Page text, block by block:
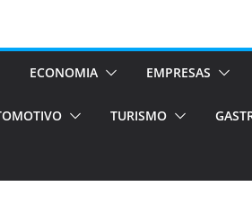
únicas e
de volta!
ECONOMIA EMPRESAS
TURISMO